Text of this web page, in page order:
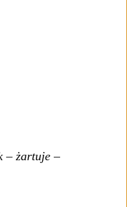
– żartuje –